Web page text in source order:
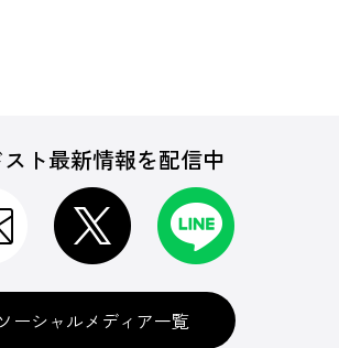
ト最新情報を配信中
ソーシャルメディア一覧